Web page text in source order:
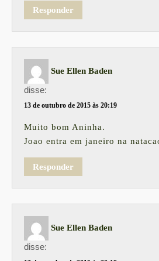
Responder
Sue Ellen Baden
disse:
13 de outubro de 2015 às 20:19
Muito bom Aninha.
Joao entra em janeiro na
Responder
Sue Ellen Baden
disse: